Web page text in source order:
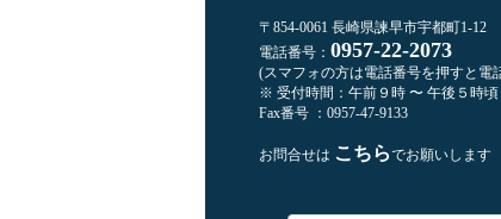
〒854-0061 長崎県諫早市宇都町1-12
電話番号： 0957-22-2073
(スマフォの方は電話番号を押すと電
※ 受付時間：午前９時 〜 午後５時
Fax番号 ：0957-47-9133
お問合せは こちらでお願いします